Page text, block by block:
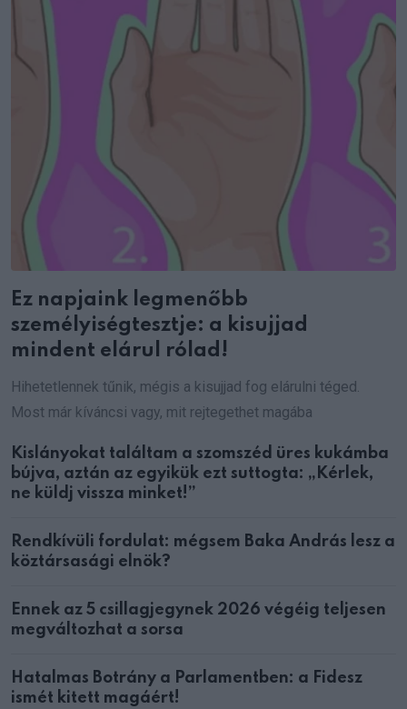
Ez napjaink legmenőbb
személyiségtesztje: a kisujjad
mindent elárul rólad!
Hihetetlennek tűnik, mégis a kisujjad fog elárulni téged.
Most már kíváncsi vagy, mit rejtegethet magába
Kislányokat találtam a szomszéd üres kukámba
bújva, aztán az egyikük ezt suttogta: „Kérlek,
ne küldj vissza minket!”
Rendkívüli fordulat: mégsem Baka András lesz a
köztársasági elnök?
Ennek az 5 csillagjegynek 2026 végéig teljesen
megváltozhat a sorsa
Hatalmas Botrány a Parlamentben: a Fidesz
ismét kitett magáért!